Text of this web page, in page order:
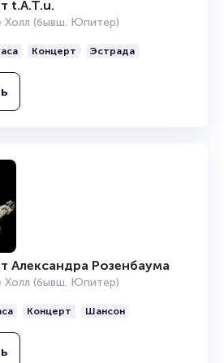
t.A.T.u.
(бывш. Юпитер)
Концерт Эстрада
Александра Розенбаума
(бывш. Юпитер)
Концерт Шансон